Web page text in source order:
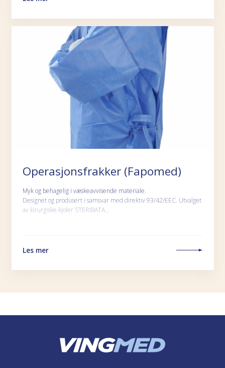
Operasjonsfrakker (Fapomed)
Myk og behagelig i væskeavvisende materiale.
Designet og produsert i samsvar med direktiv 93/42/EEC. Utvalget
av kirurgiske kjoler STERIBATA…
Les mer